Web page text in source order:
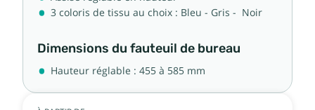
3 coloris de tissu au choix : Bleu - Gris - Noir
Dimensions du fauteuil de bureau
Hauteur réglable : 455 à 585 mm